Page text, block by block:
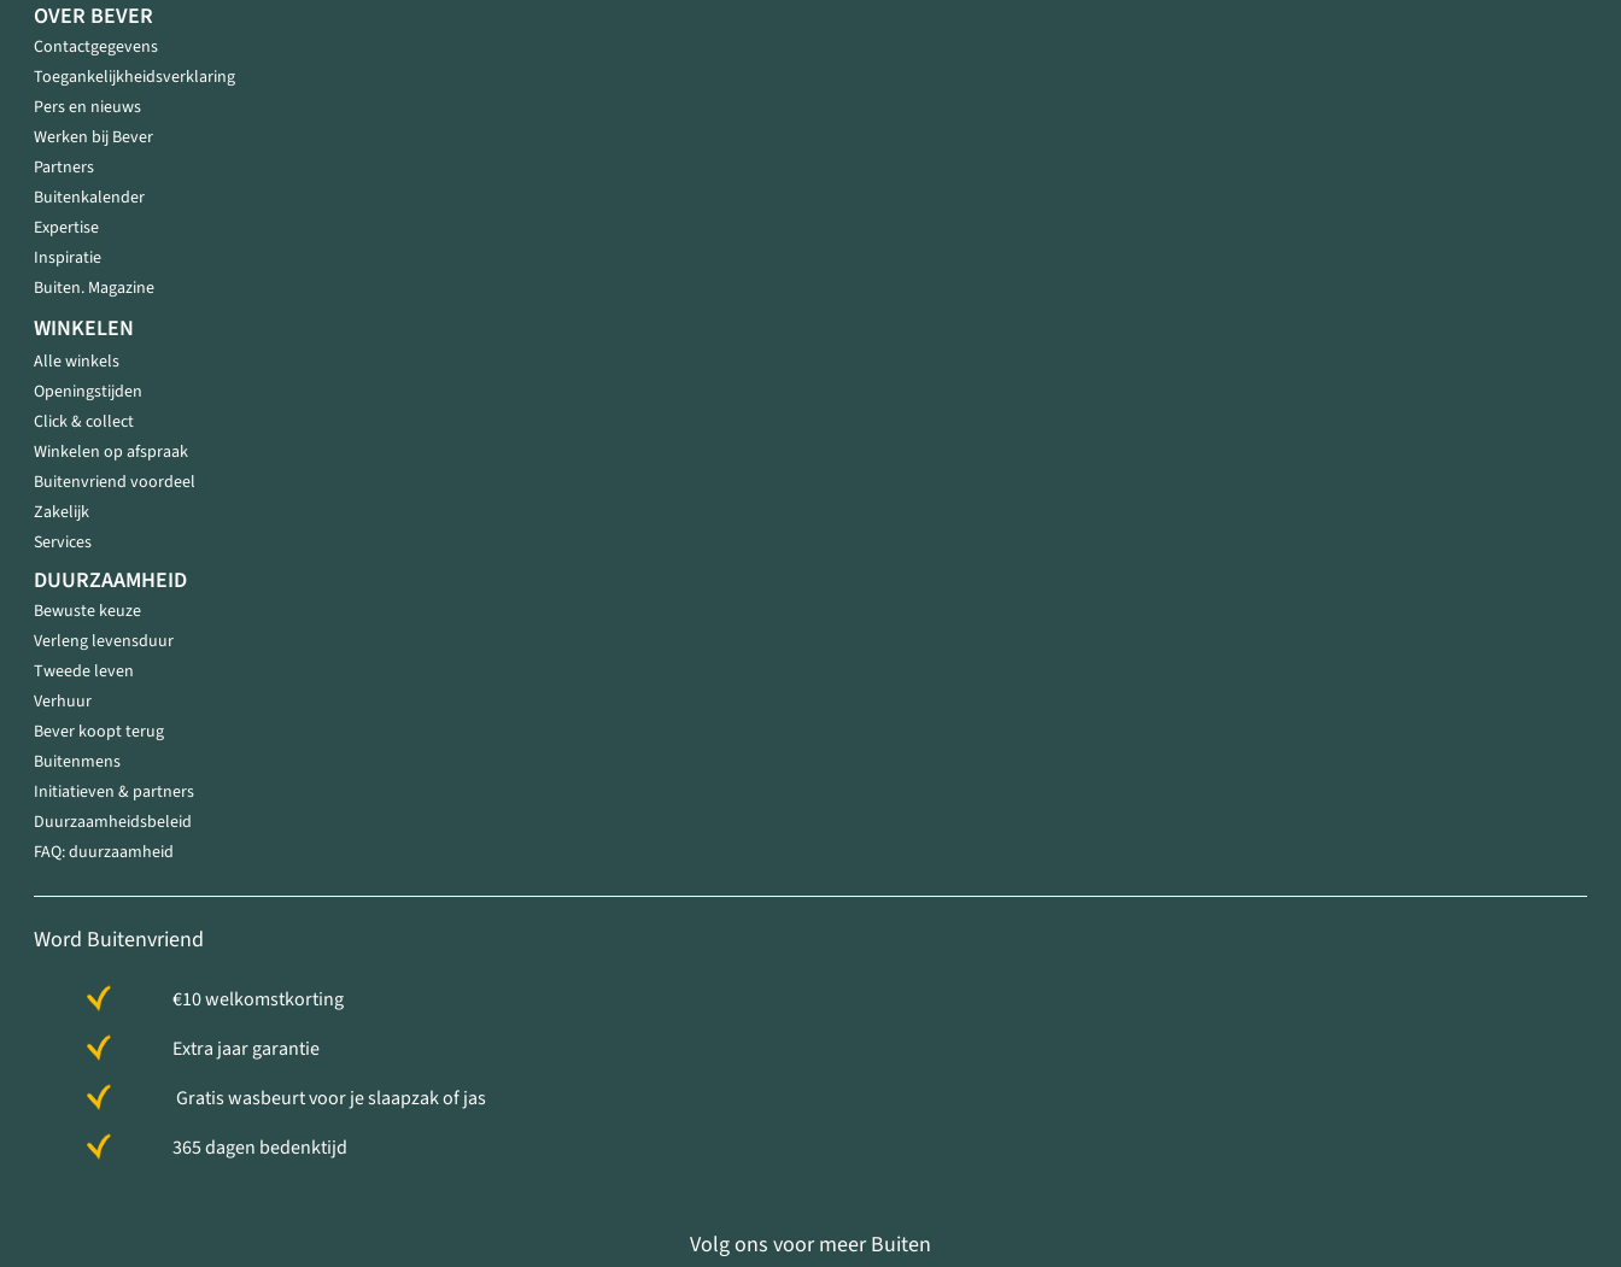
OVER BEVER
Contactgegevens
Toegankelijkheidsverklaring
Pers en nieuws
Werken bij Bever
Partners
Buitenkalender
Expertise
Inspiratie
Buiten. Magazine
WINKELEN
Alle winkels
Openingstijden
Click & collect
Winkelen op afspraak
Buitenvriend voordeel
Zakelijk
Services
DUURZAAMHEID
Bewuste keuze
Verleng levensduur
Tweede leven
Verhuur
Bever koopt terug
Buitenmens
Initiatieven & partners
Duurzaamheidsbeleid
FAQ: duurzaamheid
Word Buitenvriend
€10 welkomstkorting
Extra jaar garantie
Gratis wasbeurt voor je slaapzak of jas
365 dagen bedenktijd
Volg ons voor meer Buiten